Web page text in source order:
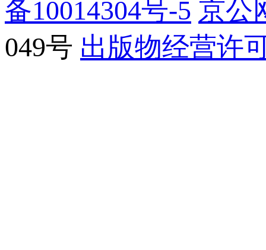
备10014304号-5 京公
049号 出版物经营许